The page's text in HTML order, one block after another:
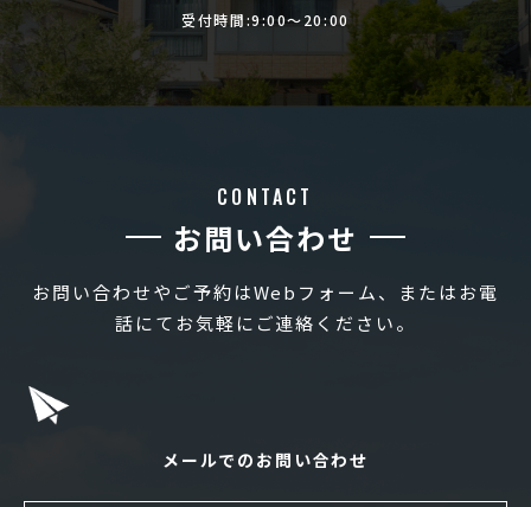
受付時間:9:00〜20:00
CONTACT
お問い合わせ
お問い合わせやご予約はWebフォーム、またはお電
話にてお気軽にご連絡ください。
メールでのお問い合わせ